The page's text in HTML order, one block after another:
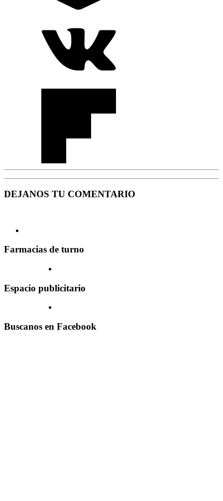
DEJANOS TU COMENTARIO
Farmacias de turno
Espacio publicitario
Buscanos en Facebook